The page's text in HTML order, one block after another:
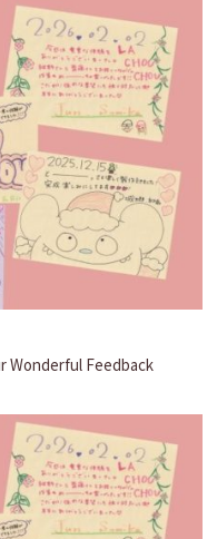
Wonderful Feedback